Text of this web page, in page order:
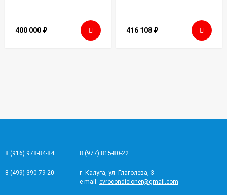
400 000 ₽ 416 108 ₽
8 (916) 978-84-84 8 (977) 815-80-22
8 (499) 390-79-20
г. Калуга, ул. Глаголева, 3
e-mail: evrocondicioner@gmail.com